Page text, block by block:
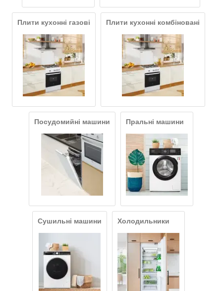
Плити кухонні газові Плити кухонні комбіновані
Посудомийні машини Пральні машини
Сушильні машини Холодильники